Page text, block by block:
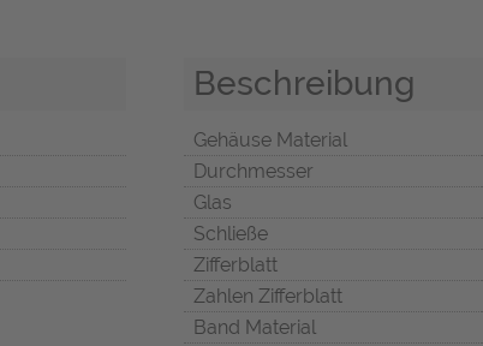
Beschreibung
Gehäuse Material
Durchmesser
Glas
Schließe
Zifferblatt
Zahlen Zifferblatt
Band Material